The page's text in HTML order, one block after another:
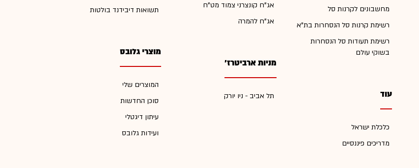
מחשבונים לקרנות סל
רשימת קרנות סל הנסחרות בת"א
רשימת תעודות סל הנסחרות
בשוקי עולם
עוד
כלכלת ישראל
מדריכים פיננסיים
אג"ח קונצרני צמוד מט"ח
אג"ח להמרה
מניות ארביטרז'
תל אביב - ניו יורק
תשואות דיבידנד בולטות
מוצרי גלובס
המוצרים שלי
סוכן החדשות
עיתון דיגטלי
ועידות גלובס